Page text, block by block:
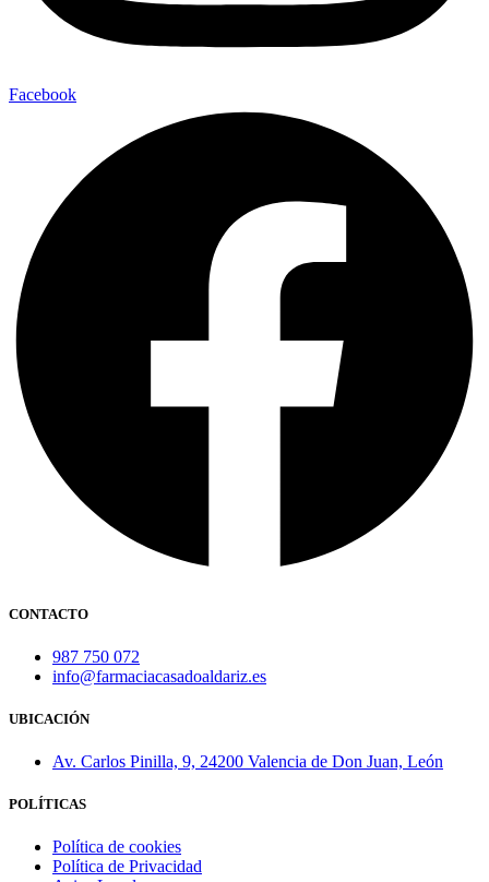
Facebook
CONTACTO
987 750 072
info@farmaciacasadoaldariz.es
UBICACIÓN
Av. Carlos Pinilla, 9, 24200 Valencia de Don Juan, León
POLÍTICAS
Política de cookies
Política de Privacidad